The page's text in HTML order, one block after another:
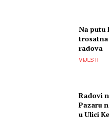
Na putu
trosatna
radova
VIJESTI
Radovi
Pazaru
u Ulici